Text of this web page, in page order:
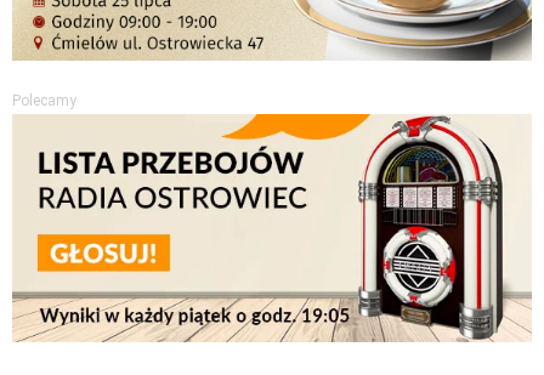
Polecamy